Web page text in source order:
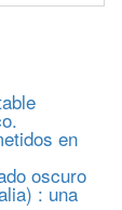
en
oscuro
: una